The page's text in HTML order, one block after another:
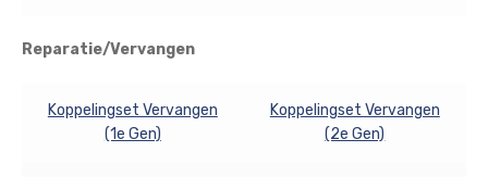
Reparatie/Vervangen
Koppelingset Vervangen
(1e Gen)
Koppelingset Vervangen
(2e Gen)